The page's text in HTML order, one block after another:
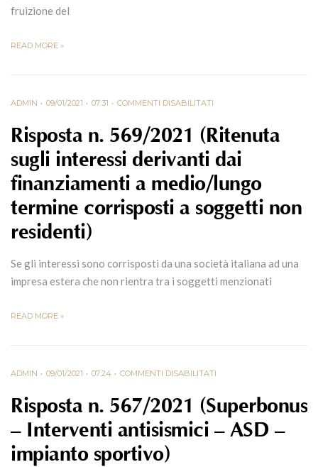
fruizione del
READ MORE »
ADMIN 09/01/2021 07:31 COMMENTI DISABILITATI
Risposta n. 569/2021 (Ritenuta
sugli interessi derivanti dai
finanziamenti a medio/lungo
termine corrisposti a soggetti non
residenti)
Se gli interessi sono corrisposti da una società italiana ad una
impresa estera che non rientra tra i soggetti menzionati
READ MORE »
ADMIN 09/01/2021 07:24 COMMENTI DISABILITATI
Risposta n. 567/2021 (Superbonus
– Interventi antisismici – ASD –
impianto sportivo)